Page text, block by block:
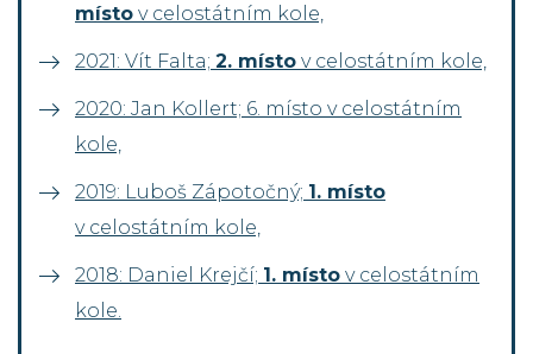
místo v celostátním kole,
2021: Vít Falta; 2. místo v celostátním kole,
2020: Jan Kollert; 6. místo v celostátním
kole,
2019: Luboš Zápotočný; 1. místo
v celostátním kole,
2018: Daniel Krejčí; 1. místo v celostátním
kole.